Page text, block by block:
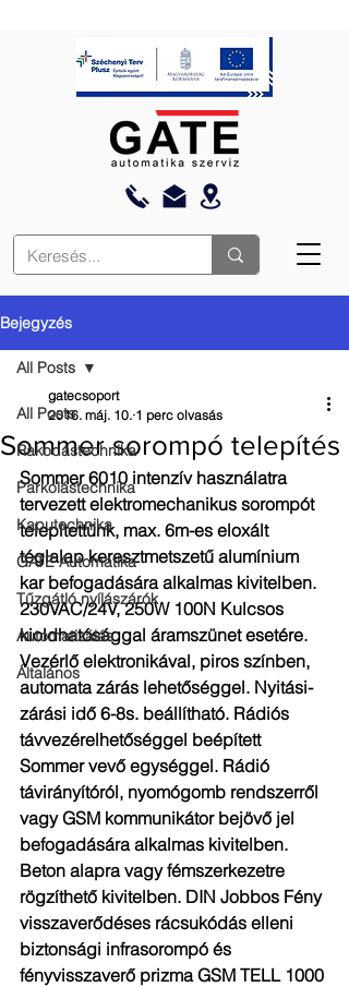
Bejegyzés
All Posts
Rakodástechnika
Parkolástechnika
Kaputechnika
GATE Automatika
Tűzgátló nyílászárók
Automatizálás
Általános
All Posts
Sommer sorompó telepítés
gatecsoport
2016. máj. 10. 1 perc olvasás
Sommer 6010 intenzív használatra
tervezett elektromechanikus sorompót
telepítettünk, max. 6m-es eloxált
téglalap keresztmetszetű alumínium
kar befogadására alkalmas kivitelben.
230VAC/24V, 250W 100N Kulcsos
kioldhatósággal áramszünet esetére.
Vezérlő elektronikával, piros színben,
automata zárás lehetőséggel. Nyitási-
zárási idő 6-8s. beállítható. Rádiós
távvezérelhetőséggel beépített
Sommer vevő egységgel. Rádió
távirányítóról, nyomógomb rendszerről
vagy GSM kommunikátor bejövő jel
befogadására alkalmas kivitelben.
Beton alapra vagy fémszerkezetre
rögzíthető kivitelben. DIN Jobbos Fény
visszaverődéses rácsukódás elleni
biztonsági infrasorompó és
fényvisszaverő prizma GSM TELL 1000